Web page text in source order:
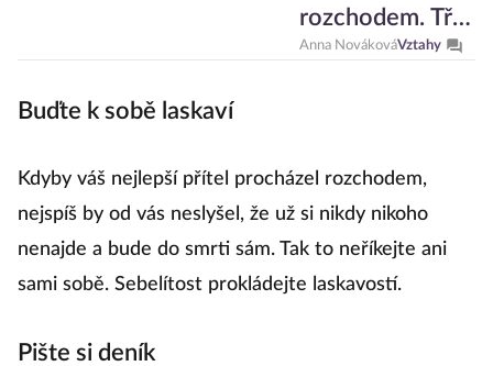
rozchodem. Tři
signály, že se
Anna NovákováVztahy
Buďte k sobě laskaví
Kdyby váš nejlepší přítel procházel rozchodem,
nejspíš by od vás neslyšel, že už si nikdy nikoho
nenajde a bude do smrti sám. Tak to neříkejte ani
sami sobě. Sebelítost prokládejte laskavostí.
Pište si deník